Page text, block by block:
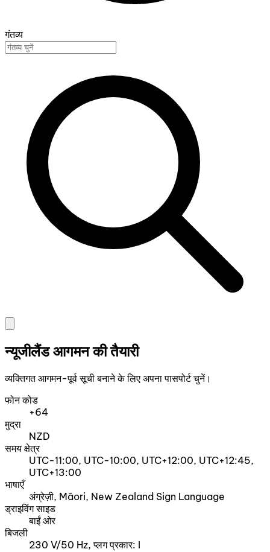
गंतव्य
न्यूजीलैंड आगमन की तैयारी
व्यक्तिगत आगमन-पूर्व सूची बनाने के लिए अपना पासपोर्ट चुनें।
फोन कोड
+64
मुद्रा
NZD
समय क्षेत्र
UTC-11:00, UTC-10:00, UTC+12:00, UTC+12:45,
UTC+13:00
भाषाएँ
अंग्रेज़ी, Māori, New Zealand Sign Language
ड्राइविंग साइड
बाईं ओर
बिजली
230 V/50 Hz, प्लग प्रकार: I